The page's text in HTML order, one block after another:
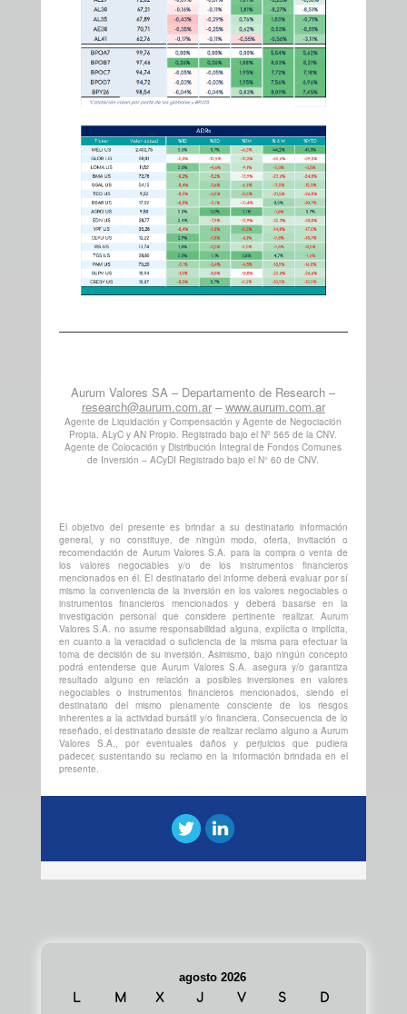
Aurum Valores SA – Departamento de Research –
research@aurum.com.ar– www.aurum.com.ar
Agente de Liquidación y Compensación y Agente de Negociación
Propia. ALyC y AN Propio. Registrado bajo el Nº 565 de la CNV.
Agente de Colocación y Distribución Integral de Fondos Comunes
de Inversión – ACyDI Registrado bajo el N° 60 de CNV.
El objetivo del presente es brindar a su destinatario información
general, y no constituye, de ningún modo, oferta, invitación o
recomendación de Aurum Valores S.A. para la compra o venta de
los valores negociables y/o de los instrumentos financieros
mencionados en él. El destinatario del informe deberá evaluar por sí
mismo la conveniencia de la inversión en los valores negociables o
instrumentos financieros mencionados y deberá basarse en la
investigación personal que considere pertinente realizar. Aurum
Valores S.A. no asume responsabilidad alguna, explícita o implícita,
en cuanto a la veracidad o suficiencia de la misma para efectuar la
toma de decisión de su inversión. Asimismo, bajo ningún concepto
podrá entenderse que Aurum Valores S.A. asegura y/o garantiza
resultado alguno en relación a posibles inversiones en valores
negociables o instrumentos financieros mencionados, siendo el
destinatario del mismo plenamente consciente de los riesgos
inherentes a la actividad bursátil y/o financiera. Consecuencia de lo
reseñado, el destinatario desiste de realizar reclamo alguno a Aurum
Valores S.A., por eventuales daños y perjuicios que pudiera
padecer, sustentando su reclamo en la información brindada en el
presente.
agosto 2026
L
M X J V S D